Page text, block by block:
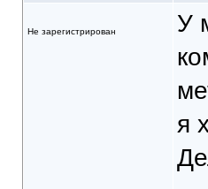
Не зарегистрирован
У
я